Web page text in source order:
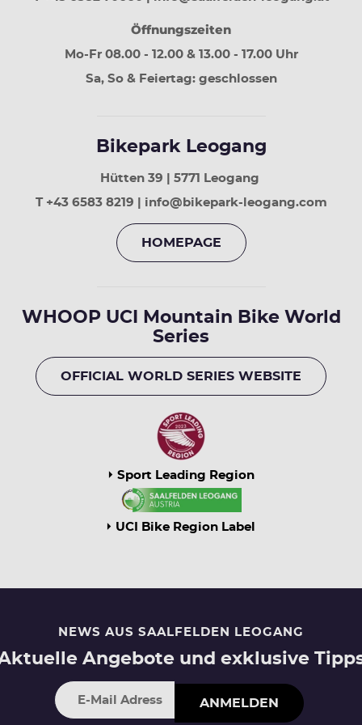
Öffnungszeiten
Mo-Fr 08.00 - 12.00 & 13.00 - 17.00 Uhr
Sa, So & Feiertag: geschlossen
Bikepark Leogang
Hütten 39 | 5771 Leogang
T +43 6583 8219 | info@bikepark-leogang.com
HOMEPAGE
WHOOP UCI Mountain Bike World
Series
OFFICIAL WORLD SERIES WEBSITE
Sport Leading Region
UCI Bike Region Label
NEWS AUS SAALFELDEN LEOGANG
Angebote und exklusive
ANMELDEN